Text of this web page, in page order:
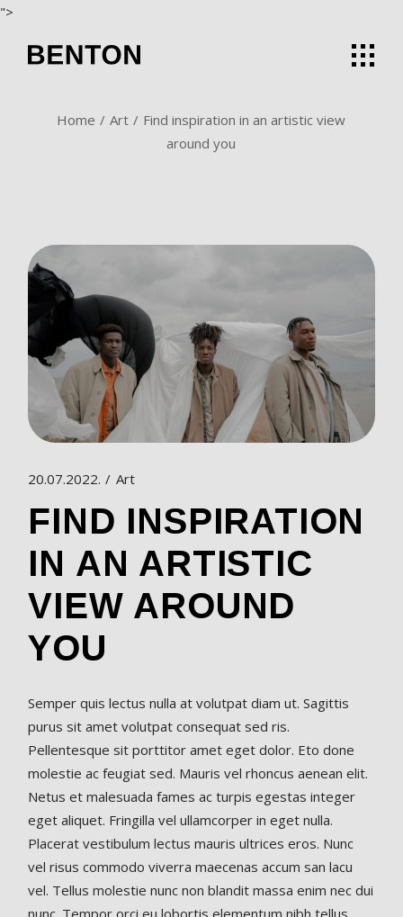
">
Home Art
Find inspiration in an artistic view
around you
20.07.2022. Art
FIND INSPIRATION
IN AN ARTISTIC
VIEW AROUND
YOU
Semper quis lectus nulla at volutpat diam ut. Sagittis
purus sit amet volutpat consequat sed ris.
Pellentesque sit porttitor amet eget dolor. Eto done
molestie ac feugiat sed. Mauris vel rhoncus aenean elit.
Netus et malesuada fames ac turpis egestas integer
eget aliquet. Fringilla vel ullamcorper in eget nulla.
Placerat vestibulum lectus mauris ultrices eros. Nunc
vel risus commodo viverra maecenas accum san lacu
vel. Tellus molestie nunc non blandit massa enim nec dui